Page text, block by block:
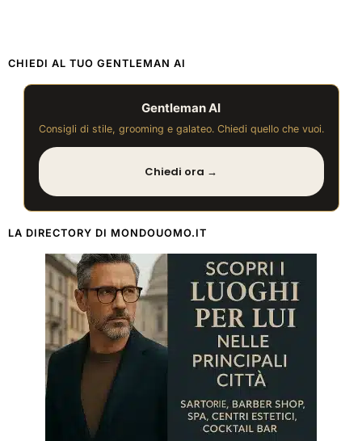
CHIEDI AL TUO GENTLEMAN AI
Gentleman AI
Consigli di stile, grooming e galateo. Chiedi quello che vuoi.
Chiedi ora →
LA DIRECTORY DI MONDOUOMO.IT